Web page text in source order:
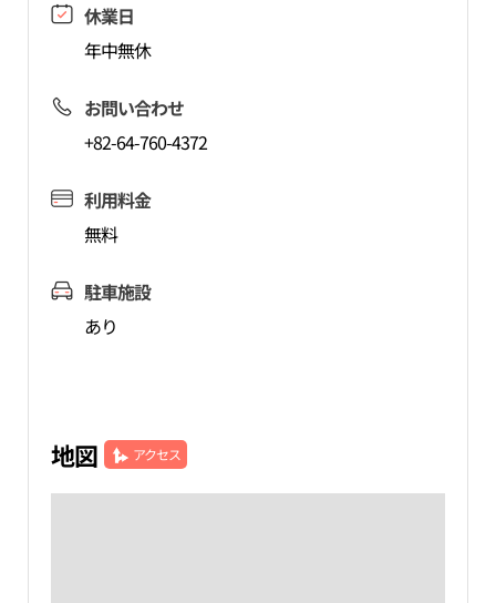
休業日
年中無休
お問い合わせ
+82-64-760-4372
利用料金
無料
駐車施設
あり
地図 アクセス